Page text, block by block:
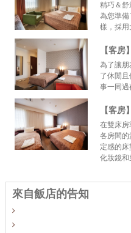
精巧＆舒
為您準備
樣，採用
【客房
為了讓朋
了休閒
事一同過
【客房
在雙床房
各房間的
定感的床
化妝鏡和
來自飯店的告知